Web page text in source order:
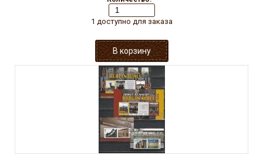
1 доступно для заказа